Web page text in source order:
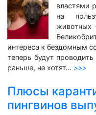
властями
на
интереса к бездомным
теперь будут
раньше, не хотят… >>>
Плюсы
пингвинов